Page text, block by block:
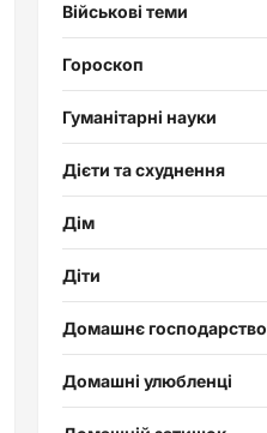
Військові теми
Гороскоп
Гуманітарні науки
Дієти та схуднення
Дім
Діти
Домашнє господарство
Домашні улюбленці